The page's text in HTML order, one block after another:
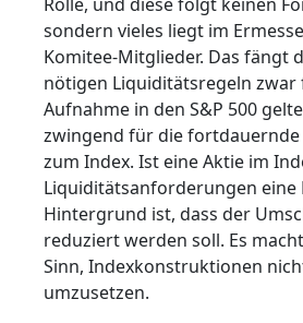
Rolle, und diese folgt keinen
sondern vieles liegt im
Komitee-Mitglieder. Das fängt
nötigen Liquiditätsregeln zwar
Aufnahme in den S&P 500
zwingend für die
zum Index. Ist eine Aktie im
Liquiditätsanforderungen eine
Hintergrund ist, dass der
reduziert werden soll. Es
Sinn, Indexkonstruktionen
umzusetzen.